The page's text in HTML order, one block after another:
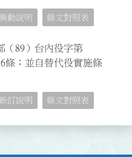
異動說明 條文對照表
（89）台內役字第
條；並自替代役實施條
新訂說明 條文對照表